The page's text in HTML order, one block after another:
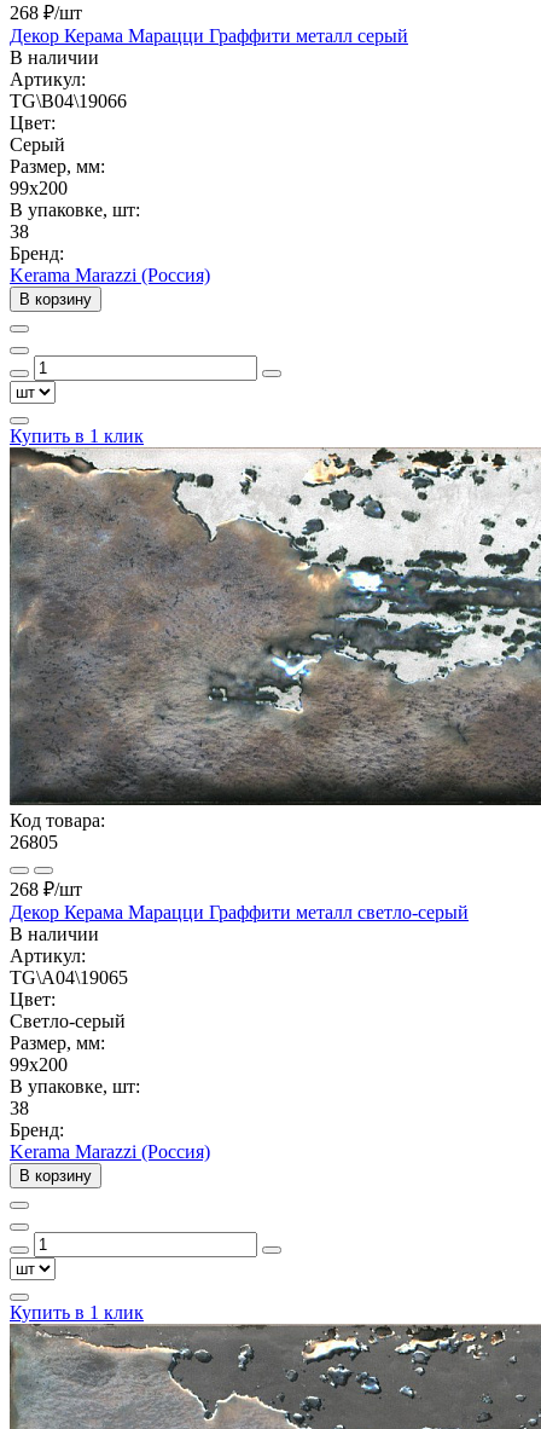
268 ₽/шт
Декор Керама Марацци Граффити металл серый
В наличии
Артикул:
TG\B04\19066
Цвет:
Серый
Размер, мм:
99x200
В упаковке, шт:
38
Бренд:
Kerama Marazzi (Россия)
В корзину
Купить в 1 клик
Код товара:
26805
268 ₽/шт
Декор Керама Марацци Граффити металл светло-серый
В наличии
Артикул:
TG\A04\19065
Цвет:
Светло-серый
Размер, мм:
99x200
В упаковке, шт:
38
Бренд:
Kerama Marazzi (Россия)
В корзину
Купить в 1 клик